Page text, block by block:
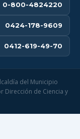
0-800-4824220
0424-178-9609
0412-619-49-70
del Municipio
Dirección de Ciencia y